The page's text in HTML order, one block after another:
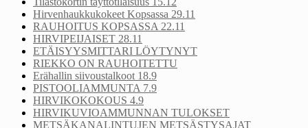
Hirvenhaukkukokeet Kopsassa 29.11
RAUHOITUS KOPSASSA 22.11
HIRVIPEIJAISET 28.11
ETÄISYYSMITTARI LÖYTYNYT
RIEKKO ON RAUHOITETTU
Erähallin siivoustalkoot 18.9
PISTOOLIAMMUNTA 7.9
HIRVIKOKOKOUS 4.9
HIRVIKUVIOAMMUNNAN TULOKSET
METSÄKANALINTUJEN METSÄSTYSAJAT